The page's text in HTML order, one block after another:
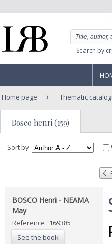
Search by
Home page Thematic
Bosco henri (159)
Sort by
‎BOSCO Henri - NEAMA
May‎
Reference : 169385
See the book